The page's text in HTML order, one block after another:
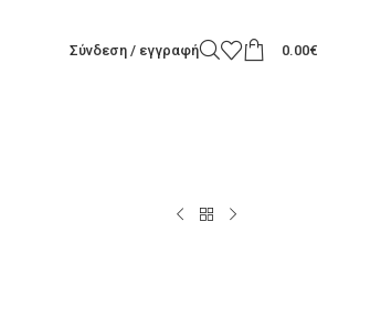
Σύνδεση / εγγραφή 0.00€